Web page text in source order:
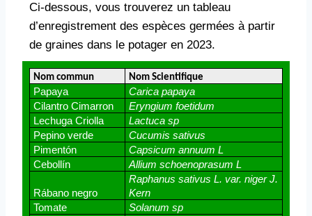
Ci-dessous, vous trouverez un tableau
d’enregistrement des espèces germées à partir
de graines dans le potager en 2023.
Nom commun Nom Scientifique
Papaya
Carica papaya
Cilantro Cimarron
Eryngium foetidum
Lechuga Criolla
Lactuca sp
Pepino verde
Cucumis sativus
Pimentón
Capsicum annuum L
Cebollín
Allium schoenoprasum L
Rábano negro
Raphanus sativus L. var. niger J.
Kern
Tomate
Solanum sp